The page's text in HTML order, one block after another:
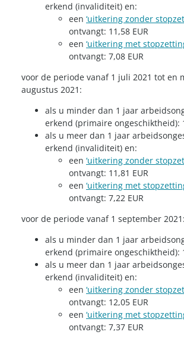
erkend (invaliditeit) en:
een ‘uitkering zonder
ontvangt: 11,58 EUR
een ‘uitkering met
ontvangt: 7,08 EUR
voor de periode vanaf 1 juli 2021 tot en
augustus 2021:
als u minder dan 1 jaar
erkend (primaire ongeschiktheid):
als u meer dan 1 jaar
erkend (invaliditeit) en:
een ‘uitkering zonder
ontvangt: 11,81 EUR
een ‘uitkering met
ontvangt: 7,22 EUR
voor de periode vanaf 1 september 2021:
als u minder dan 1 jaar
erkend (primaire ongeschiktheid):
als u meer dan 1 jaar
erkend (invaliditeit) en:
een ‘uitkering zonder
ontvangt: 12,05 EUR
een ‘uitkering met
ontvangt: 7,37 EUR